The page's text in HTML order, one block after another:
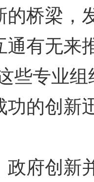
的桥梁，
有无来
些专业
功的创新
府创新